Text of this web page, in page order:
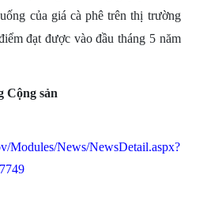
của giá cà phê trên thị trường
đạt được vào đầu tháng 5 năm
Cộng sản
Modules/News/NewsDetail.aspx?